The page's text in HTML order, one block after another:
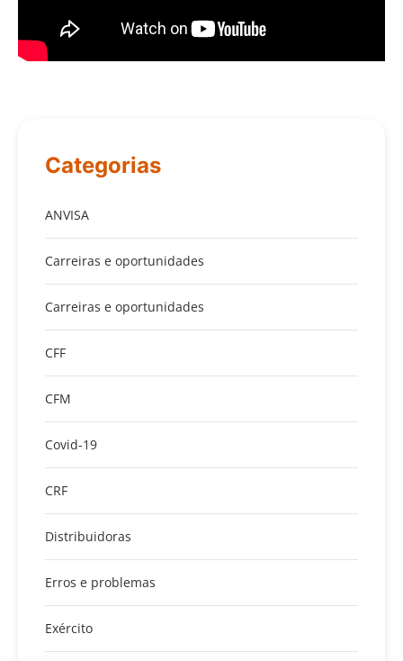
Categorias
ANVISA
Carreiras e oportunidades
Carreiras e oportunidades
CFF
CFM
Covid-19
CRF
Distribuidoras
Erros e problemas
Exército